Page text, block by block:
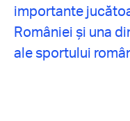
importante
României și una
ale sportului